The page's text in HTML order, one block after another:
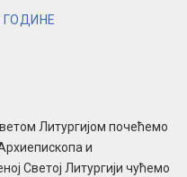
Литургијом почећемо
и
Светој Литургији чућемо